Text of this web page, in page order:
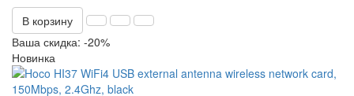
В корзину
Ваша скидка: -20%
Новинка